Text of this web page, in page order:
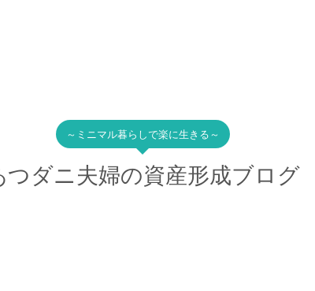
～ミニマル暮らしで楽に生きる～
つダニ夫婦の資産形成ブログ